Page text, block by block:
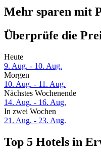
Mehr sparen mit
Überprüfe die
Heute
9. Aug. - 10. Aug.
Morgen
10. Aug. - 11. Aug.
Nächstes Wochenende
14. Aug. - 16. Aug.
In zwei Wochen
21. Aug. - 23. Aug.
Top 5 Hotels in